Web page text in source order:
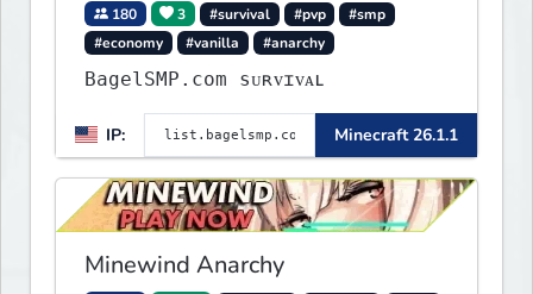
180 3 #survival #pvp
#smp
#economy
#vanilla #anarchy
BagelSMP.com ѕᴜʀᴠɪᴠᴀʟ
IP: Minecraft 26.1.1
Minewind Anarchy